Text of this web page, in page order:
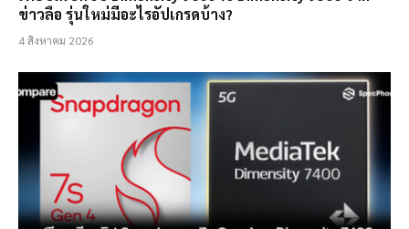
ข่าวลือ รุ่นใหม่มีอะไรอัปเกรดบ้าง?
4 สิงหาคม 2026